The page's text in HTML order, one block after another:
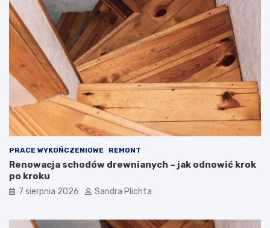
ć
w
n
r
z
d
u
s
ą
g
o
w
t
o
m
i
e
?
PRACE WYKOŃCZENIOWE REMONT
Renowacja schodów drewnianych – jak odnowić krok
po kroku
7 sierpnia 2026 Sandra Plichta